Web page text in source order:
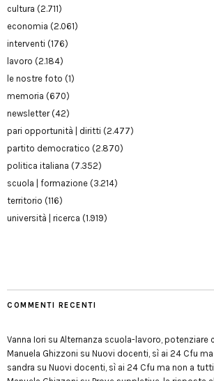
cultura (2.711)
economia (2.061)
interventi (176)
lavoro (2.184)
le nostre foto (1)
memoria (670)
newsletter(42)
pari opportunità | diritti (2.477)
partito democratico (2.870)
politica italiana (7.352)
scuola | formazione (3.214)
territorio (116)
università | ricerca (1.919)
COMMENTI RECENTI
Vanna Iori su Alternanza scuola-lavoro, potenziare
Manuela Ghizzoni su Nuovi docenti, sì ai 24 Cfu
sandra su Nuovi docenti, sì ai 24 Cfu ma non a tutti